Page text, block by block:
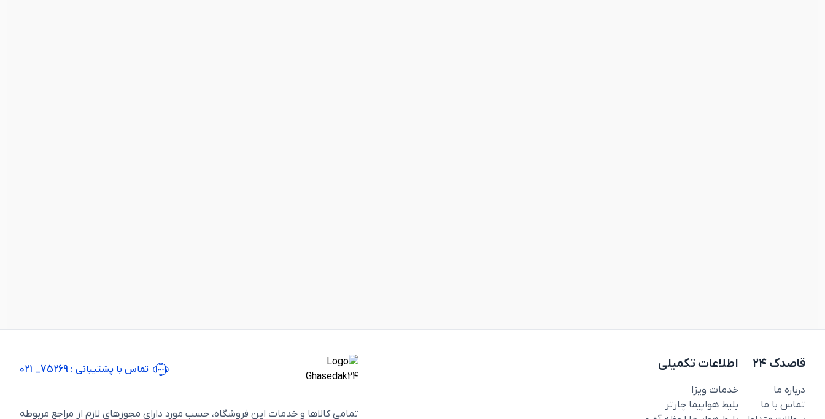
قاصدک ۲۴
درباره ما
تماس با ما
اطلاعات تکمیلی
خدمات ویزا
بلیط هواپیما چارتر
تماس با پشتیبانی : 75269_ 021
تمامی كالاها و خدمات اين فروشگاه، حسب مورد دارای مجوزهای لازم از مراجع مربوطه